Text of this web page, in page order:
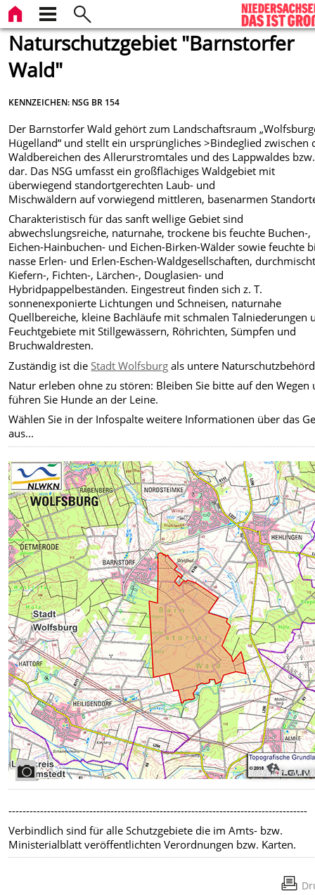
Naturschutzgebiet "Barnstorfer
Wald"
KENNZEICHEN: NSG BR 154
Der Barnstorfer Wald gehört zum Landschaftsraum
Hügelland“ und stellt ein ursprüngliches >Bindeglied zwischen
Waldbereichen des Allerurstromtales und des Lappwaldes
dar. Das NSG umfasst ein großflächiges Waldgebiet mit
überwiegend standortgerechten Laub- und
Mischwäldern auf vorwiegend mittleren, basenarmen
Charakteristisch für das sanft wellige Gebiet sind
abwechslungsreiche, naturnahe, trockene bis feuchte Buchen-,
Eichen-Hainbuchen- und Eichen-Birken-Wälder sowie feuchte
nasse Erlen- und Erlen-Eschen-Waldgesellschaften,
Kiefern-, Fichten-, Lärchen-, Douglasien- und
Hybridpappelbeständen. Eingestreut finden sich z. T.
sonnenexponierte Lichtungen und Schneisen, naturnahe
Quellbereiche, kleine Bachläufe mit schmalen Talniederungen
Feuchtgebiete mit Stillgewässern, Röhrichten, Sümpfen und
Bruchwaldresten.
Zuständig ist dieStadt Wolfsburg als untere
Natur erleben ohne zu stören: Bleiben Sie bitte auf den Wegen
führen Sie Hunde an der Leine.
Wählen Sie in der Infospalte weitere Informationen über das
aus...
Bildrechte:
-------------------------------------------------------------------------------------
Verbindlich sind für alle Schutzgebiete die im Amts- bzw.
Ministerialblatt veröffentlichten Verordnungen bzw. Karten.